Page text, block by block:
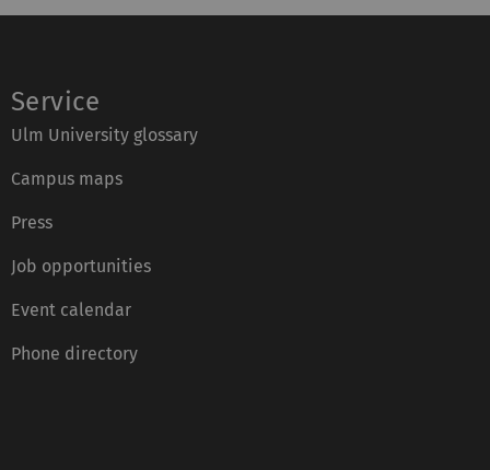
Service
Ulm University glossary
Campus maps
Press
Job opportunities
Event calendar
Phone directory